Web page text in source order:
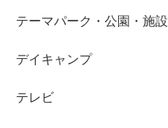
テーマパーク・公園・施設
デイキャンプ
テレビ